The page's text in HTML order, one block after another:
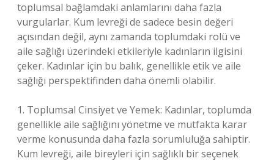
toplumsal bağlamdaki anlamlarını daha fazla
vurgularlar. Kum levreği de sadece besin değeri
açısından değil, aynı zamanda toplumdaki rolü ve
aile sağlığı üzerindeki etkileriyle kadınların ilgisini
çeker. Kadınlar için bu balık, genellikle etik ve aile
sağlığı perspektifinden daha önemli olabilir.
1. Toplumsal Cinsiyet ve Yemek: Kadınlar, toplumda
genellikle aile sağlığını yönetme ve mutfakta karar
verme konusunda daha fazla sorumluluğa sahiptir.
Kum levreği, aile bireyleri için sağlıklı bir seçenek